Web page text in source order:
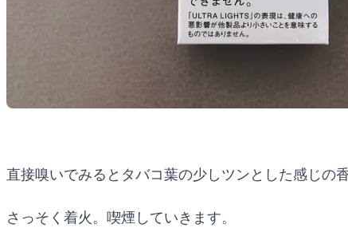
直接嗅いでみるとタバコ葉の少しツンとした感じの
さっそく着火。喫煙していきます。